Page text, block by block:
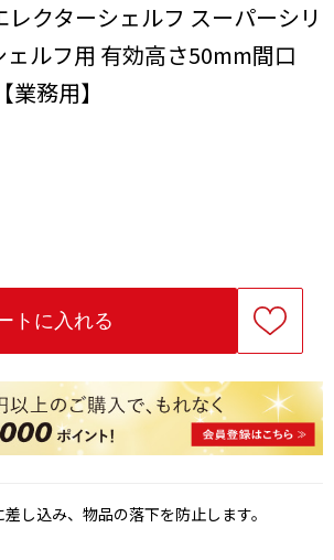
クターシェルフ スーパーシリ
ェルフ用 有効高さ50mm間口
務用】
し込み、物品の落下を防止します。